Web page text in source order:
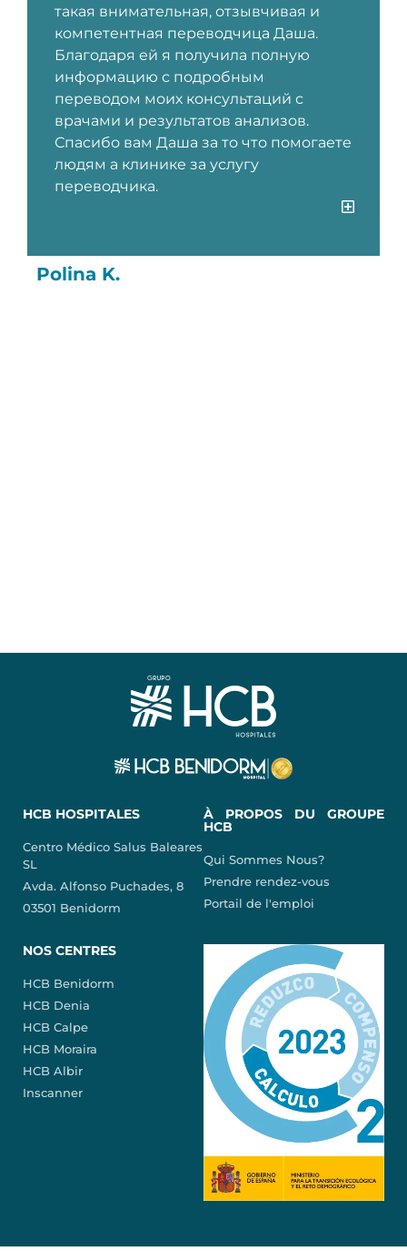
такая внимательная, отзывчивая и
компетентная переводчица Даша.
Благодаря ей я получила полную
информацию с подробным
переводом моих консультаций с
врачами и результатов анализов.
Спасибо вам Даша за то что помогаете
людям а клинике за услугу
переводчика.
Polina K.
HCB HOSPITALES
Centro Médico Salus Baleares
SL
Avda. Alfonso Puchades, 8
03501 Benidorm
À PROPOS DU GROUPE
HCB
Qui Sommes Nous?
Prendre rendez-vous
Portail de l'emploi
NOS CENTRES
HCB Benidorm
HCB Denia
HCB Calpe
HCB Moraira
HCB Albir
Inscanner